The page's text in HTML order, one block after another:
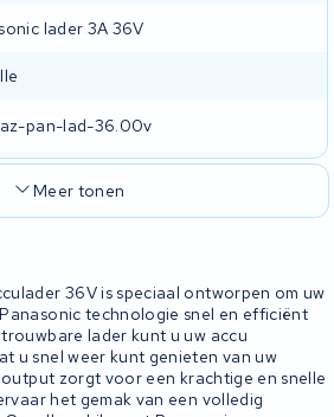
36V is speciaal ontworpen om uw
technologie snel en efficiënt
lader kunt u uw accu
u snel weer kunt genieten van uw
zorgt voor een krachtige en snelle
het gemak van een volledig
lader 3A 36V
pan-lad-36.00v
Meer tonen